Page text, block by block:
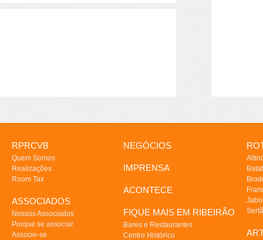
RPRCVB
Quem Somos
Realizações
Room Tax
ASSOCIADOS
Nossos Associados
Porque se associar
Associe-se
NEGÓCIOS
IMPRENSA
ACONTECE
FIQUE MAIS EM RIBEIRÃO
Bares e Restaurantes
Centro Histórico